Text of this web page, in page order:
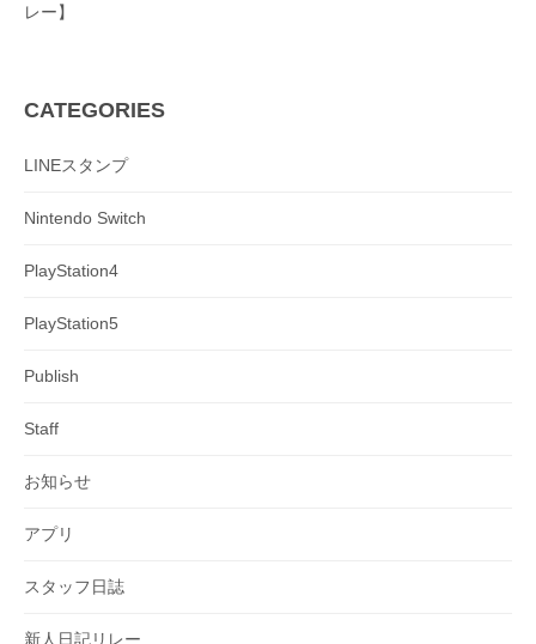
レー】
CATEGORIES
LINEスタンプ
Nintendo Switch
PlayStation4
PlayStation5
Publish
Staff
お知らせ
アプリ
スタッフ日誌
新人日記リレー